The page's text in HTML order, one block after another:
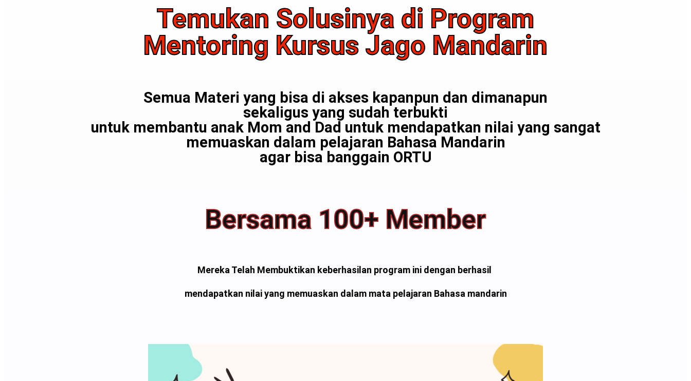
Temukan Solusinya di Program
Mentoring Kursus Jago Mandarin
Semua Materi yang bisa di akses kapanpun dan dimanapun
sekaligus yang sudah terbukti
untuk membantu anak Mom and Dad untuk mendapatkan nilai yang sangat
memuaskan dalam pelajaran Bahasa Mandarin
agar bisa banggain ORTU
Bersama 100+ Member
Mereka Telah Membuktikan keberhasilan program ini dengan berhasil
mendapatkan nilai yang memuaskan dalam mata pelajaran Bahasa mandarin